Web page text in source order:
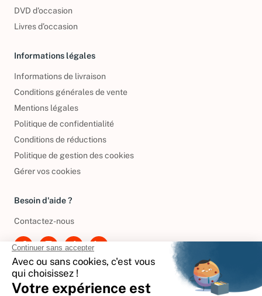
DVD d'occasion
Livres d’occasion
Informations légales
Informations de livraison
Conditions générales de vente
Mentions légales
Politique de confidentialité
Conditions de réductions
Politique de gestion des cookies
Gérer vos cookies
Besoin d'aide ?
Contactez-nous
International